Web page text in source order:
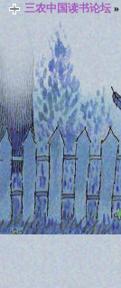
三农中国读书论坛»